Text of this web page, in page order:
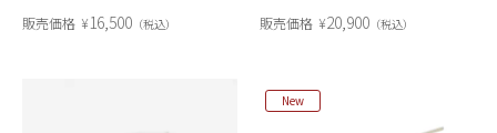
販売価格 ¥16,500 税込 販売価格 ¥20,900 税込
New